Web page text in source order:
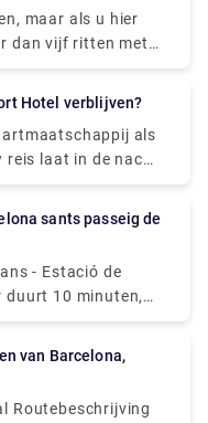
maar als u hier
dan vijf ritten met
het T-Casual-
met het openbaar
vakantie en wilt
u veel tijd en geld
Hotel verblijven?
als
laat in de nacht
handig hotel in de
hebben. Er is één
Het hotel ligt op
van
heeft.
- Estació de
duurt 10 minuten,
minuten. Tmb-
station Pl dels
Routebeschrijving